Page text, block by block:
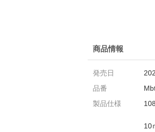
商品情報
発売日
品番
製品仕様
10